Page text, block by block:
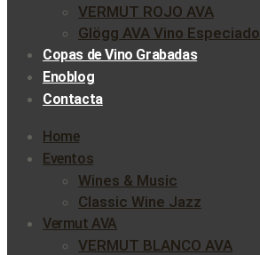
VERMUT ROJO AVA
Glögg AVA Vino Especiado
Copas de Vino Grabadas
Enoblog
Contacta
Home
Eventos
Wines & Music
Classic Wine Jazz
Vermut AVA
VERMUT BLANCO AVA